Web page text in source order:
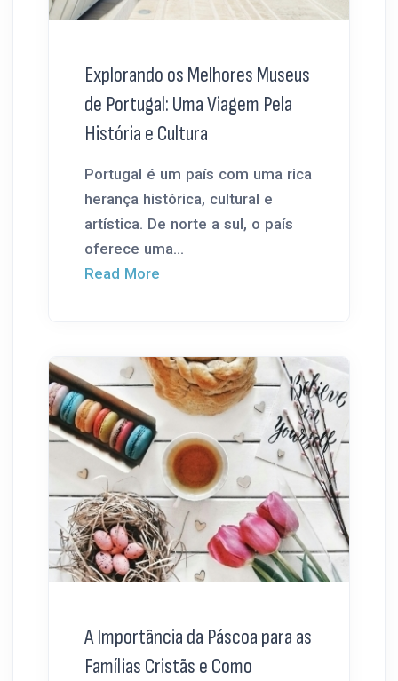
Explorando os Melhores Museus
de Portugal: Uma Viagem Pela
História e Cultura
Portugal é um país com uma rica
herança histórica, cultural e
artística. De norte a sul, o país
oferece uma...
Read More
A Importância da Páscoa para as
Famílias Cristãs e Como